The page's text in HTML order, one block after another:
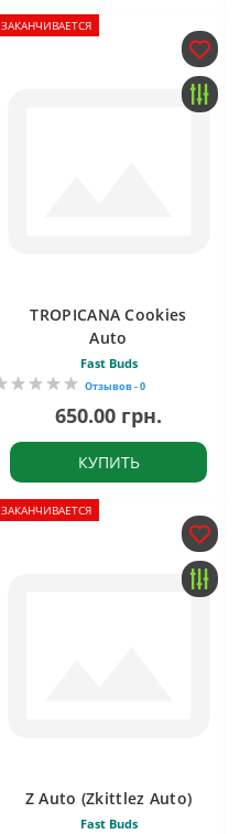
ЗАКАНЧИВАЕТСЯ
TROPICANA Cookies
Auto
Fast Buds
Отзывов - 0
650.00 грн.
КУПИТЬ
ЗАКАНЧИВАЕТСЯ
Z Auto (Zkittlez Auto)
Fast Buds